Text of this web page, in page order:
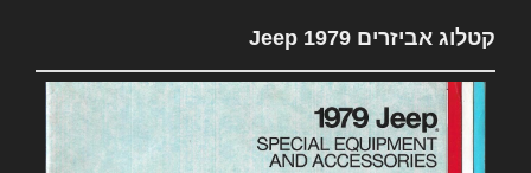
קטלוג אביזרים 1979 Jeep